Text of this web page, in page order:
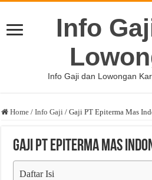
Info
Info Gaji dan Lowongan
Home / Info Gaji / Gaji PT Epiterma Mas
Gaji PT Epiterma Mas
Daftar Isi